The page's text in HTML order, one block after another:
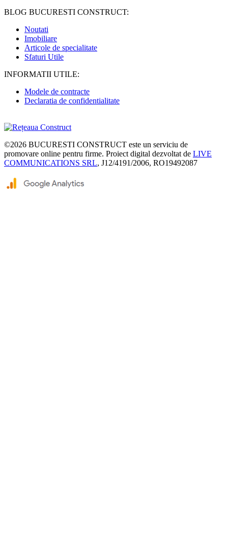
BLOG BUCURESTI CONSTRUCT:
Noutati
Imobiliare
Articole de specialitate
Sfaturi Utile
INFORMATII UTILE:
Modele de contracte
Declaratia de confidentialitate
©2026 BUCURESTI CONSTRUCT este un serviciu de
promovare online pentru firme. Proiect digital dezvoltat de LIVE
COMMUNICATIONS SRL, J12/4191/2006, RO19492087